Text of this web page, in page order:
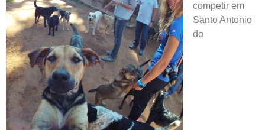
competir em
Santo Antonio
do